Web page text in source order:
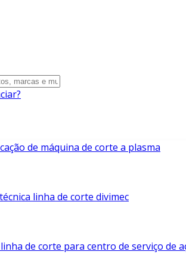
de máquina de corte a plasma
linha de corte divimec
de corte para centro de serviço de